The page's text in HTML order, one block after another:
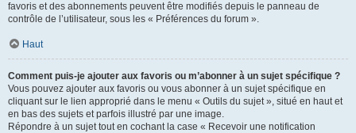
favoris et des abonnements peuvent être modifiés depuis le panneau de
contrôle de l’utilisateur, sous les « Préférences du forum ».
Haut
Comment puis-je ajouter aux favoris ou m’abonner à un sujet spécifique ?
Vous pouvez ajouter aux favoris ou vous abonner à un sujet spécifique en
cliquant sur le lien approprié dans le menu « Outils du sujet », situé en haut et
en bas des sujets et parfois illustré par une image.
Répondre à un sujet tout en cochant la case « Recevoir une notification